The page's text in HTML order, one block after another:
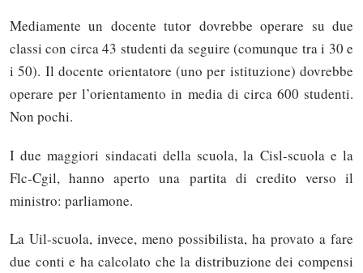
Mediamente un docente tutor dovrebbe operare su due
classi con circa 43 studenti da seguire (comunque tra i 30 e
i 50). Il docente orientatore (uno per istituzione) dovrebbe
operare per l’orientamento in media di circa 600 studenti.
Non pochi.
I due maggiori sindacati della scuola, la Cisl-scuola e la
Flc-Cgil, hanno aperto una partita di credito verso il
ministro: parliamone.
La Uil-scuola, invece, meno possibilista, ha provato a fare
due conti e ha calcolato che la distribuzione dei compensi